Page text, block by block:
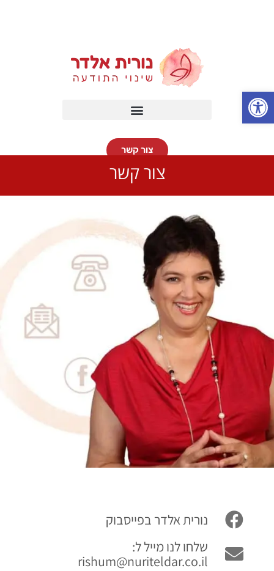
פתח סרגל נגישות
צור קשר
צור קשר
נורית אלדר בפייסבוק
שלחו לנו מייל ל:
rishum@nuriteldar.co.il